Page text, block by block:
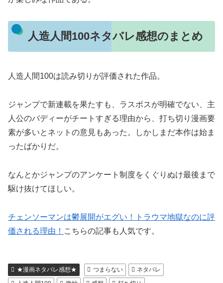
人造人間100ネタバレ感想のまとめ
人造人間100は読み切りが評価された作品。
ジャンプで新連載を果たすも、ラスボスが明確でない、主
人公のバディーがチートすぎる理由から、打ち切り漫画要
素が多いとネットの意見もあった。しかしまだ本作は始ま
ったばかりだ。
なんとかジャンプのアンケート制度をくぐりぬけ最後まで
駆け抜けてほしい。
チェンソーマンは鬱展開がエグい！トラウマ地獄なのに評
価される理由！ こちらの記事も人気です。
★漫画ネタバレ感想★ つまらない
ネタバレ